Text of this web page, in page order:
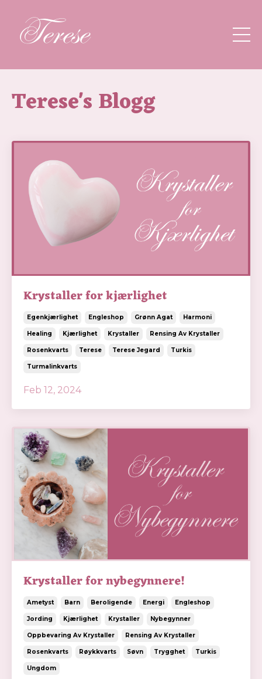
Terese's Blogg
Krystaller for kjærlighet
Egenkjærlighet Engleshop Grønn Agat Harmoni
Healing Kjærlighet Krystaller Rensing Av Krystaller
Rosenkvarts Terese Terese Jegard Turkis
Turmalinkvarts
Feb 12, 2024
Krystaller for nybegynnere!
Ametyst Barn Beroligende Energi Engleshop
Jording Kjærlighet Krystaller Nybegynner
Oppbevaring Av Krystaller Rensing Av Krystaller
Rosenkvarts Røykkvarts Søvn Trygghet Turkis
Ungdom